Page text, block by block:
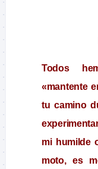
Todos
«mantente
tu camino
mi humilde
moto, es